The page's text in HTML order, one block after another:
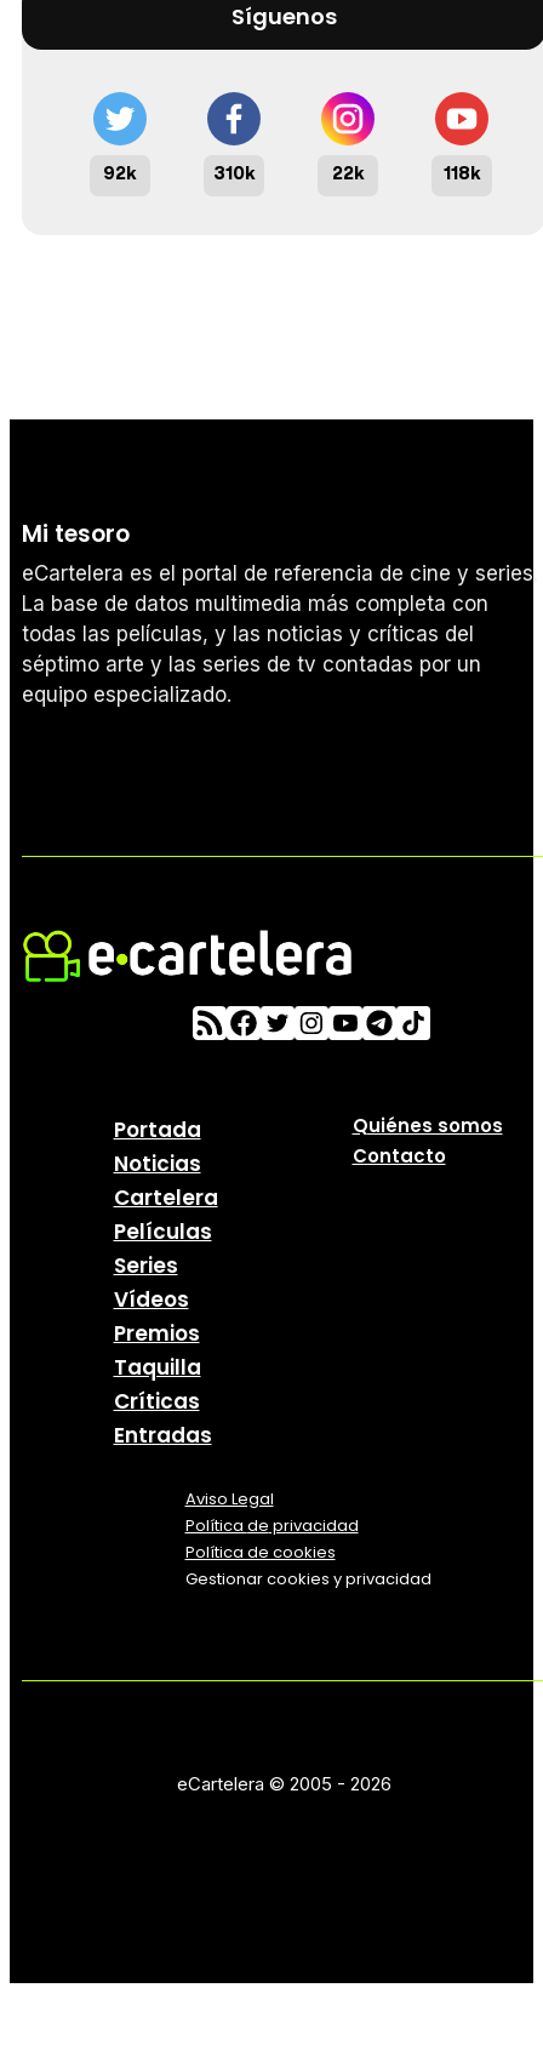
Síguenos
92k 310k 22k 118k
Mi tesoro
eCartelera es el portal de referencia de cine y series.
La base de datos multimedia más completa con
todas las películas, y las noticias y críticas del
séptimo arte y las series de tv contadas por un
equipo especializado.
Portada
Noticias
Cartelera
Películas
Series
Vídeos
Premios
Taquilla
Críticas
Entradas
Quiénes somos
Contacto
Aviso Legal
Política de privacidad
Política de cookies
Gestionar cookies y privacidad
eCartelera © 2005 - 2026